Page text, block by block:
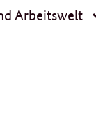
Arbeitswelt